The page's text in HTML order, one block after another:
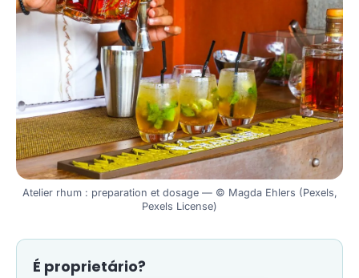
Atelier rhum : preparation et dosage — © Magda Ehlers (Pexels,
Pexels License)
É proprietário?